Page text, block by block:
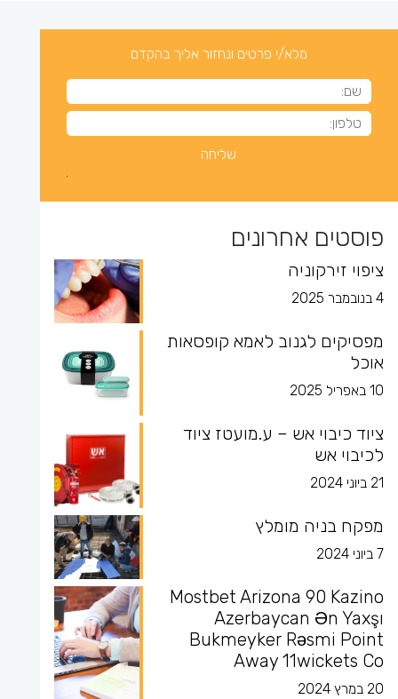
מלא/י פרטים ונחזור אליך בהקדם
פוסטים אחרונים
ציפוי זירקוניה
4 בנובמבר 2025
מפסיקים לגנוב לאמא קופסאות
אוכל
10 באפריל 2025
ציוד כיבוי אש – ע.מועטז ציוד
לכיבוי אש
21 ביוני 2024
מפקח בניה מומלץ
7 ביוני 2024
Mostbet Arizona 90 Kazino
Azerbaycan Ən Yaxşı
Bukmeyker Rəsmi Point
Away 11wickets Co
20 במרץ 2024